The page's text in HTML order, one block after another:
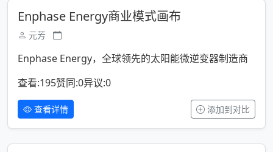
Enphase Energy商业模式画布
元芳
Enphase Energy，全球领先的太阳能微逆变器制造商
查看:195赞同:0异议:0
查看详情 添加到对比